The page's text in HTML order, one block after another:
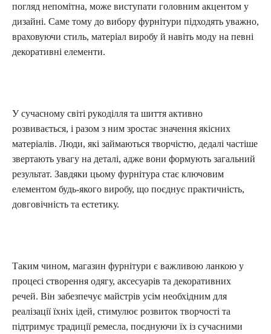
погляд непомітна, може виступати головним акцентом у
дизайні. Саме тому до вибору фурнітури підходять уважно,
враховуючи стиль, матеріал виробу й навіть моду на певні
декоративні елементи.
У сучасному світі рукоділля та шиття активно
розвивається, і разом з ним зростає значення якісних
матеріалів. Люди, які займаються творчістю, дедалі частіше
звертають увагу на деталі, адже вони формують загальний
результат. Завдяки цьому фурнітура стає ключовим
елементом будь-якого виробу, що поєднує практичність,
довговічність та естетику.
Таким чином, магазин фурнітури є важливою ланкою у
процесі створення одягу, аксесуарів та декоративних
речей. Він забезпечує майстрів усім необхідним для
реалізації їхніх ідей, стимулює розвиток творчості та
підтримує традиції ремесла, поєднуючи їх із сучасними